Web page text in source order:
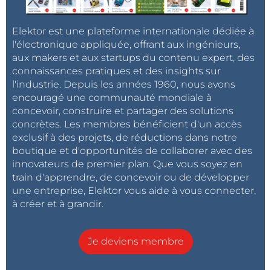
Elektor est une plateforme internationale dédiée à
l'électronique appliquée, offrant aux ingénieurs,
aux makers et aux startups du contenu expert, des
connaissances pratiques et des insights sur
l'industrie. Depuis les années 1960, nous avons
encouragé une communauté mondiale à
concevoir, construire et partager des solutions
concrètes. Les membres bénéficient d'un accès
exclusif à des projets, de réductions dans notre
boutique et d'opportunités de collaborer avec des
innovateurs de premier plan. Que vous soyez en
train d'apprendre, de concevoir ou de développer
une entreprise, Elektor vous aide à vous connecter,
à créer et à grandir.
Je deviens membre